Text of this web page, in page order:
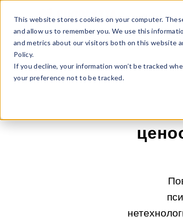
This website stores cookies on your computer.
and allow us to remember you. We use this
and metrics about our visitors both on this website
Policy.
If you decline, your information won’t be tracked
your preference not to be tracked.
Sell Online